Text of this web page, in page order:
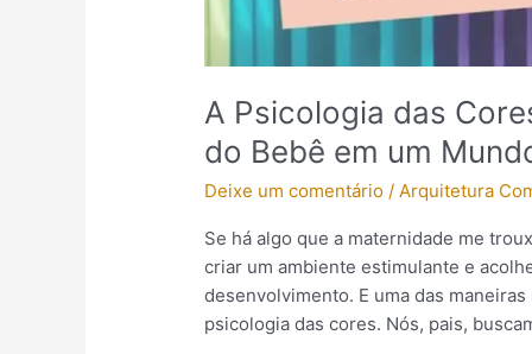
A Psicologia das
do Bebê em um
Deixe um comentário / Arquitetura
Se há algo que a maternidade me
criar um ambiente estimulante e
desenvolvimento. E uma das
psicologia das cores. Nós, pais,
de